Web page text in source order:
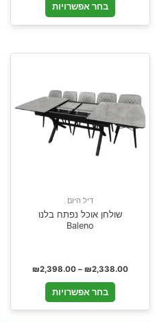
בחר אפשרויות
דיל היום
שולחן אוכל נפתח בלנו
Baleno
₪2,338.00
–
₪2,398.00
בחר אפשרויות